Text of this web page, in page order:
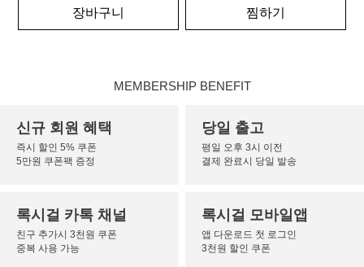
장바구니 찜하기
MEMBERSHIP BENEFIT
신규 회원 혜택
즉시 할인 5% 쿠폰
5만원 쿠폰팩 증정
당일 출고
평일 오후 3시 이전
결제 완료시 당일 발송
록시걸 카톡 채널
친구 추가시 3천원 쿠폰
중복 사용 가능
록시걸 모바일앱
앱 다운로드 첫 로그인
3천원 할인 쿠폰